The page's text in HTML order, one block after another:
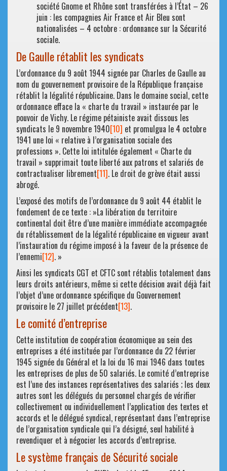
société Gnome et Rhône sont transférées à l’État – 26
juin : les compagnies Air France et Air Bleu sont
nationalisées – 4 octobre : ordonnance sur la Sécurité
sociale.
De Gaulle rétablit les syndicats
L’ordonnance du 9 août 1944 signée par Charles de Gaulle au
nom du gouvernement provisoire de la République française
rétablit la légalité républicaine. Dans le domaine social, cette
ordonnance efface la « charte du travail » instaurée par le
pouvoir de Vichy. Le régime pétainiste avait dissous les
syndicats le 9 novembre 1940[10] et promulgua le 4 octobre
1941 une loi « relative à l’organisation sociale des
professions ». Cette loi intitulée également « Charte du
travail » supprimait toute liberté aux patrons et salariés de
contractualiser librement[11]. Le droit de grève était aussi
abrogé.
L’exposé des motifs de l’ordonnance du 9 août 44 établit le
fondement de ce texte : »La libération du territoire
continental doit être d’une manière immédiate accompagnée
du rétablissement de la légalité républicaine en vigueur avant
l’instauration du régime imposé à la faveur de la présence de
l’ennemi[12]. »
Ainsi les syndicats CGT et CFTC sont rétablis totalement dans
leurs droits antérieurs, même si cette décision avait déjà fait
l’objet d’une ordonnance spécifique du Gouvernement
provisoire le 27 juillet précédent[13].
Le comité d’entreprise
Cette institution de coopération économique au sein des
entreprises a été instituée par l’ordonnance du 22 février
1945 signée du Général et la loi du 16 mai 1946 dans toutes
les entreprises de plus de 50 salariés. Le comité d’entreprise
est l’une des instances représentatives des salariés ; les deux
autres sont les délégués du personnel chargés de vérifier
collectivement ou individuellement l’application des textes et
accords et le délégué syndical, représentant dans l’entreprise
de l’organisation syndicale qui l’a désigné, seul habilité à
revendiquer et à négocier les accords d’entreprise.
Le système français de Sécurité sociale